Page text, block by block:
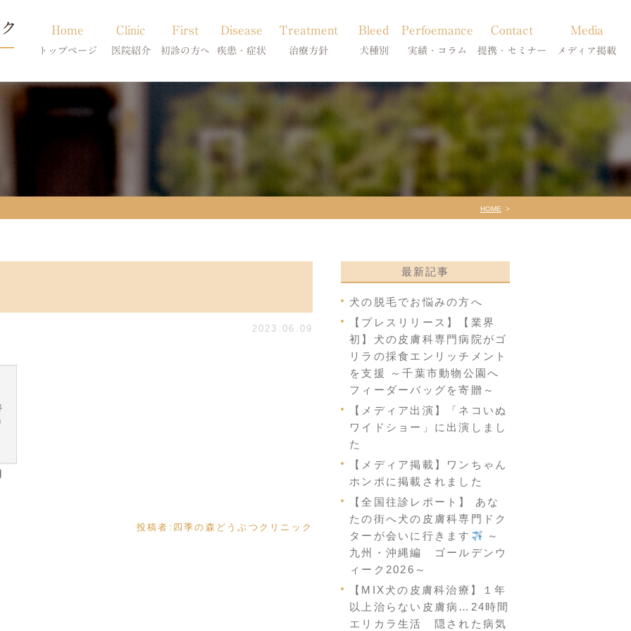
Home
トップページ
Clinic
医院紹介
当院のご紹介
First
初診の方へ
Disease
疾患・症状
アトピー・アレルギー
膿皮症・脂漏症
脱毛症・アロペシアX
Treatment
治療方針
皮膚科特別診療
スキンケア療法
Bleed
犬種別
柴犬の皮膚病
シーズーの皮膚病
フレンチブルドッグの皮膚病
Perfoemance
実績・コラム
犬種別
症状別
Contact
提携・セミナー
診療提携・セミナー開催
Media
メディア掲載
メディア掲載
HOME
2023.06.09
投稿者: 四季の森どうぶつクリニック
最新記事
犬の脱毛でお悩みの方へ
【プレスリリース】【業界
初】犬の皮膚科専門病院がゴ
リラの採食エンリッチメント
を支援 ～千葉市動物公園へ
フィーダーバッグを寄贈～
【メディア出演】「ネコいぬ
ワイドショー」に出演しまし
た
【メディア掲載】ワンちゃん
ホンポに掲載されました
【全国往診レポート】 あな
たの街へ犬の皮膚科専門ドク
ターが会いに行きます
～
九州・沖縄編 ゴールデンウ
ィーク2026～
【MIX犬の皮膚科治療】１年
以上治らない皮膚病…24時間
エリカラ生活 隠された病気